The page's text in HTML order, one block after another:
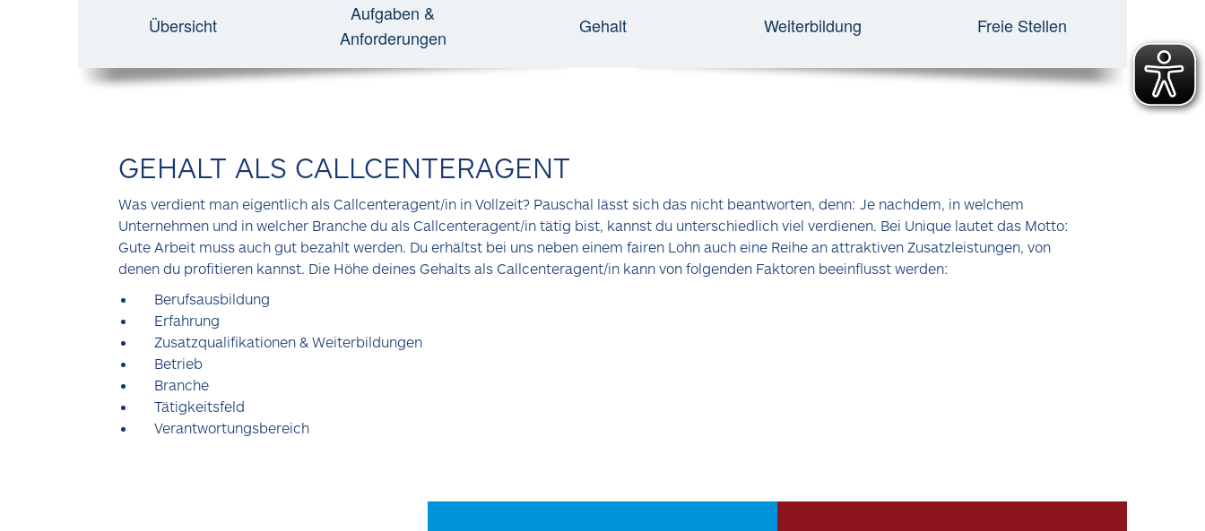
Übersicht
Aufgaben &
Anforderungen
Gehalt Weiterbildung Freie Stellen
GEHALT ALS CALLCENTERAGENT
Was verdient man eigentlich als Callcenteragent/in in Vollzeit? Pauschal lässt sich das nicht beantworten, denn: Je nachdem, in welchem
Unternehmen und in welcher Branche du als Callcenteragent/in tätig bist, kannst du unterschiedlich viel verdienen. Bei Unique lautet das Motto:
Gute Arbeit muss auch gut bezahlt werden. Du erhältst bei uns neben einem fairen Lohn auch eine Reihe an attraktiven Zusatzleistungen, von
denen du profitieren kannst. Die Höhe deines Gehalts als Callcenteragent/in kann von folgenden Faktoren beeinflusst werden:
Berufsausbildung
Erfahrung
Zusatzqualifikationen & Weiterbildungen
Betrieb
Branche
Tätigkeitsfeld
Verantwortungsbereich